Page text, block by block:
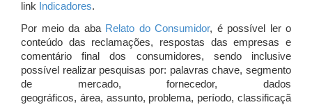
link Indicadores.
Por meio da aba Relato do Consumidor, é possível ler o
conteúdo das reclamações, respostas das empresas e
comentário final dos consumidores, sendo inclusive
possível realizar pesquisas por: palavras chave, segmento
de mercado, fornecedor, dados
geográficos, área, assunto, problema, período, classificaçã